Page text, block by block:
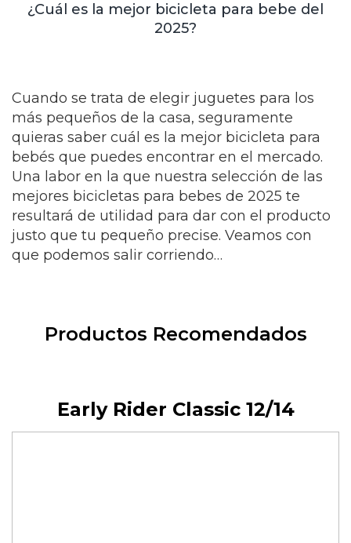
¿Cuál es la mejor bicicleta para bebe del
2025?
Cuando se trata de elegir juguetes para los
más pequeños de la casa, seguramente
quieras saber cuál es la mejor bicicleta para
bebés que puedes encontrar en el mercado.
Una labor en la que nuestra selección de las
mejores bicicletas para bebes de 2025 te
resultará de utilidad para dar con el producto
justo que tu pequeño precise. Veamos con
que podemos salir corriendo…
Productos Recomendados
Early Rider Classic 12/14